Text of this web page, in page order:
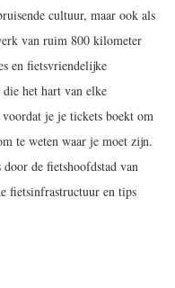
cultuur, maar ook als
van ruim 800 kilometer
en fietsvriendelijke
het hart van elke
je je tickets boekt om
te weten waar je moet zijn.
de fietshoofdstad van
fietsinfrastructuur en tips